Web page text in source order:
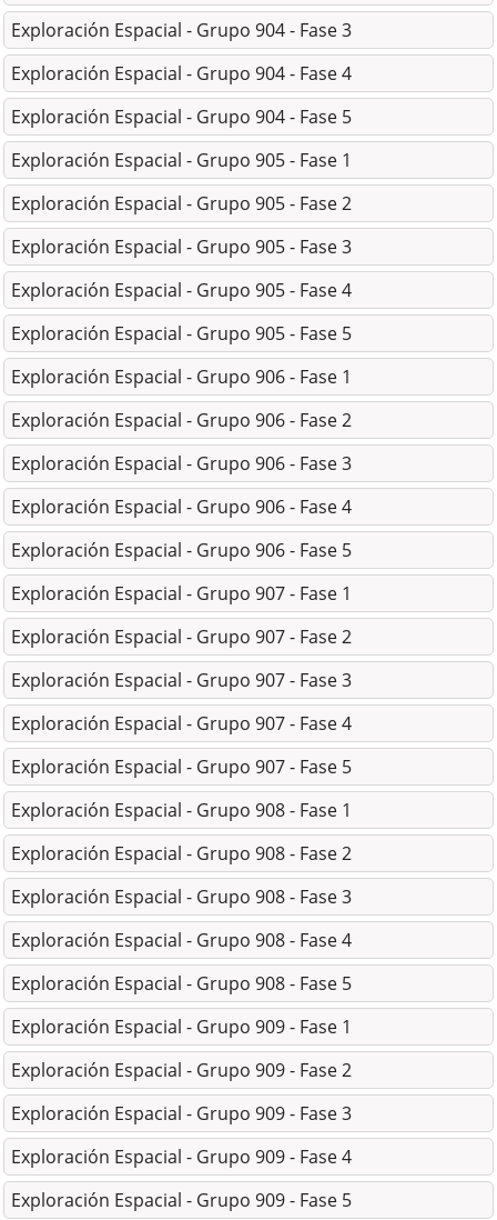
Exploración Espacial - Grupo 904 - Fase 3
Exploración Espacial - Grupo 904 - Fase 4
Exploración Espacial - Grupo 904 - Fase 5
Exploración Espacial - Grupo 905 - Fase 1
Exploración Espacial - Grupo 905 - Fase 2
Exploración Espacial - Grupo 905 - Fase 3
Exploración Espacial - Grupo 905 - Fase 4
Exploración Espacial - Grupo 905 - Fase 5
Exploración Espacial - Grupo 906 - Fase 1
Exploración Espacial - Grupo 906 - Fase 2
Exploración Espacial - Grupo 906 - Fase 3
Exploración Espacial - Grupo 906 - Fase 4
Exploración Espacial - Grupo 906 - Fase 5
Exploración Espacial - Grupo 907 - Fase 1
Exploración Espacial - Grupo 907 - Fase 2
Exploración Espacial - Grupo 907 - Fase 3
Exploración Espacial - Grupo 907 - Fase 4
Exploración Espacial - Grupo 907 - Fase 5
Exploración Espacial - Grupo 908 - Fase 1
Exploración Espacial - Grupo 908 - Fase 2
Exploración Espacial - Grupo 908 - Fase 3
Exploración Espacial - Grupo 908 - Fase 4
Exploración Espacial - Grupo 908 - Fase 5
Exploración Espacial - Grupo 909 - Fase 1
Exploración Espacial - Grupo 909 - Fase 2
Exploración Espacial - Grupo 909 - Fase 3
Exploración Espacial - Grupo 909 - Fase 4
Exploración Espacial - Grupo 909 - Fase 5